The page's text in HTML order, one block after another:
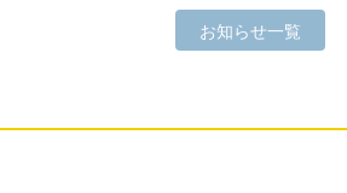
お知らせ一覧